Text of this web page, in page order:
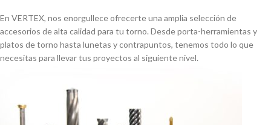
En VERTEX, nos enorgullece ofrecerte una amplia selección de
accesorios de alta calidad para tu torno. Desde porta-herramientas y
platos de torno hasta lunetas y contrapuntos, tenemos todo lo que
necesitas para llevar tus proyectos al siguiente nivel.